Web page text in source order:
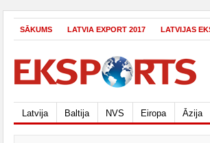
SĀKUMS LATVIA EXPORT 2017 LATVIJAS
Latvija Baltija NVS Eiropa Āzija